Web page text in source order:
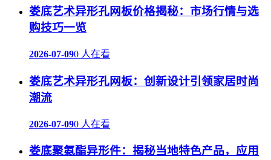
娄底艺术异形孔网板价格揭秘：市场行情与选
购技巧一览
2026-07-090 人在看
娄底艺术异形孔网板：创新设计引领家居时尚
潮流
2026-07-090 人在看
娄底聚氨酯异形件：揭秘当地特色产品，应用